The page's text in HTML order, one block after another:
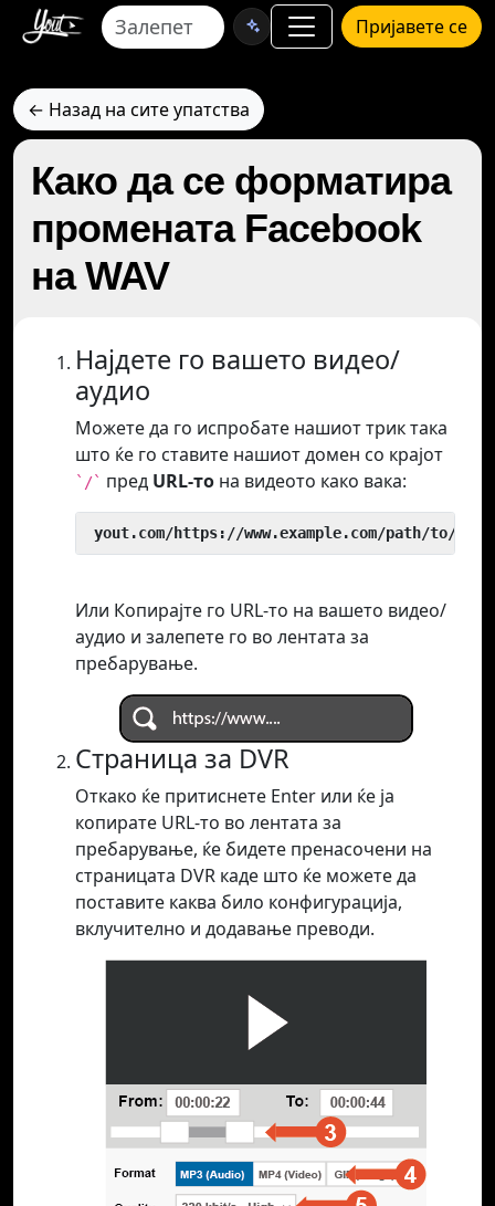
Пријавете се
← Назад на сите упатства
Како да се форматира
промената Facebook
на WAV
Најдете го вашето видео/
аудио
Можете да го испробате нашиот трик така
што ќе го ставите нашиот домен со крајот
`/` пред URL-то на видеото како вака:
yout.com/https://www.example.com/path/to/
Или Копирајте го URL-то на вашето видео/
аудио и залепете го во лентата за
пребарување.
Страница за DVR
Откако ќе притиснете Enter или ќе ја
копирате URL-то во лентата за
пребарување, ќе бидете пренасочени на
страницата DVR каде што ќе можете да
поставите каква било конфигурација,
вклучително и додавање преводи.